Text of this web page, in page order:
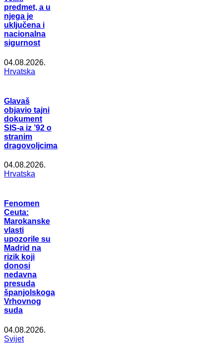
predmet, a u
njega je
uključena i
nacionalna
sigurnost
04.08.2026.
Hrvatska
Glavaš
objavio tajni
dokument
SIS-a iz ’92 o
stranim
dragovoljcima
04.08.2026.
Hrvatska
Fenomen
Ceuta:
Marokanske
vlasti
upozorile su
Madrid na
rizik koji
donosi
nedavna
presuda
španjolskoga
Vrhovnog
suda
04.08.2026.
Svijet